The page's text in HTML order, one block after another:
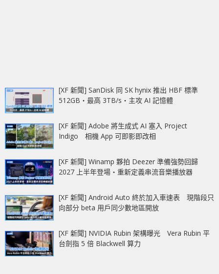
[XF 新聞] SanDisk 同 SK hynix 推出 HBF 標準
512GB‧最高 3TB/s‧主攻 AI 記憶體
[XF 新聞] Adobe 將生成式 AI 塞入 Project
Indigo 相機 App 可即影即改相
[XF 新聞] Winamp 夥拍 Deezer 準備強勢回歸
2027 上半年登場‧重新定義串流音樂播放器
[XF 新聞] Android Auto 終於加入車速表 現階段只
向部分 beta 用戶同少數地區開放
[XF 新聞] NVIDIA Rubin 架構曝光 Vera Rubin 平
台劍指 5 倍 Blackwell 算力